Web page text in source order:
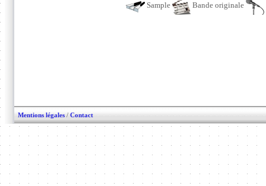
Sample Bande originale
Mentions légales / Contact